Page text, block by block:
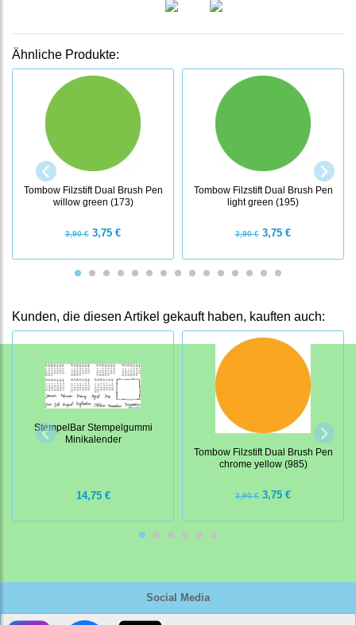
Social Media
Ähnliche Produkte:
Tombow Filzstift Dual Brush Pen
willow green (173)
3,90 € 3,75 €
Tombow Filzstift Dual Brush Pen
light green (195)
3,90 € 3,75 €
Kunden, die diesen Artikel gekauft haben, kauften auch:
StempelBar Stempelgummi
Minikalender
14,75 €
Tombow Filzstift Dual Brush Pen
chrome yellow (985)
3,90 € 3,75 €